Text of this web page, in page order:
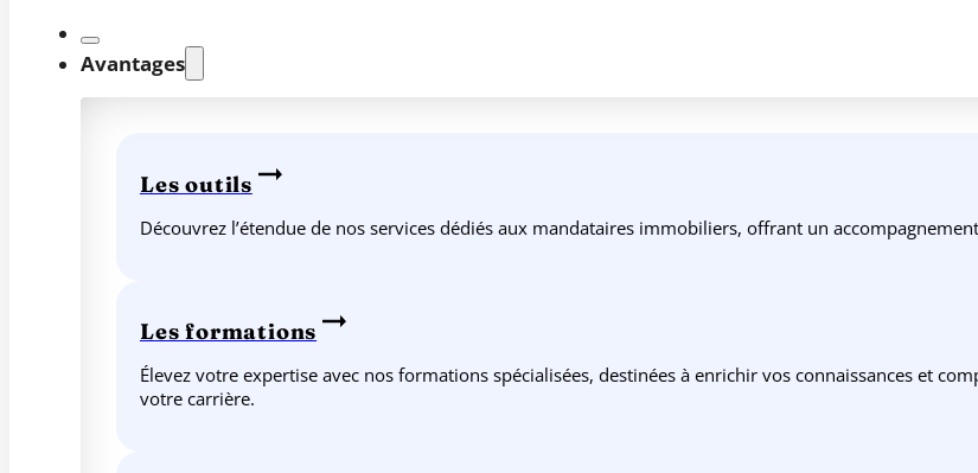
Avantages
Les outils
Découvrez l’étendue de nos services dédiés aux mandataires immobiliers, offrant un
Les formations
Élevez votre expertise avec nos formations spécialisées, destinées à enrichir vos connaissances et
votre carrière.